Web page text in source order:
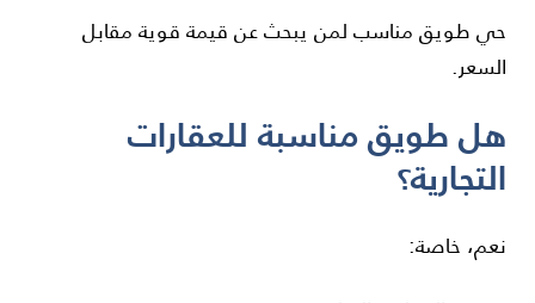
حي طويق مناسب لمن يبحث عن قيمة قوية مقابل
السعر.
هل طويق مناسبة للعقارات
التجارية؟
نعم، خاصة: